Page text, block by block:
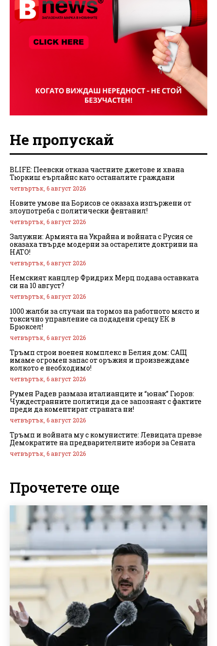
Не пропускай
BLIFE: Пеевски отказа частните джетове и хвана
Тюркиш еърлайнс като останалите граждани
четвъртък, 6 август 2026
Новите умове на Борисов се оказаха изпържени от
злоупотреба с политически фентанил!
четвъртък, 6 август 2026
Залужни: Армията на Украйна и войната с Русия се
оказаха твърде модерни за остарелите доктрини на
НАТО!
четвъртък, 6 август 2026
Немският канцлер Фридрих Мерц подава оставката
си на 10 август?
четвъртък, 6 август 2026
1000 жалби за случаи на тормоз на работното място и
токсично управление са подадени срещу ЕК в
Брюксел!
четвъртък, 6 август 2026
Тръмп строи военен комплекс в Белия дом: САЩ
имаме огромен запас от оръжия и произвеждаме
колкото е необходимо!
четвъртък, 6 август 2026
Румен Радев размаза италианците и “юнак” Гюров:
Чуждестранните политици да се запознаят с фактите
преди да коментират страната ни!
четвъртък, 6 август 2026
Тръмп и войната му с комунистите: Левицата превзе
Демократите на предварителните избори за Сената
четвъртък, 6 август 2026
Прочетете още